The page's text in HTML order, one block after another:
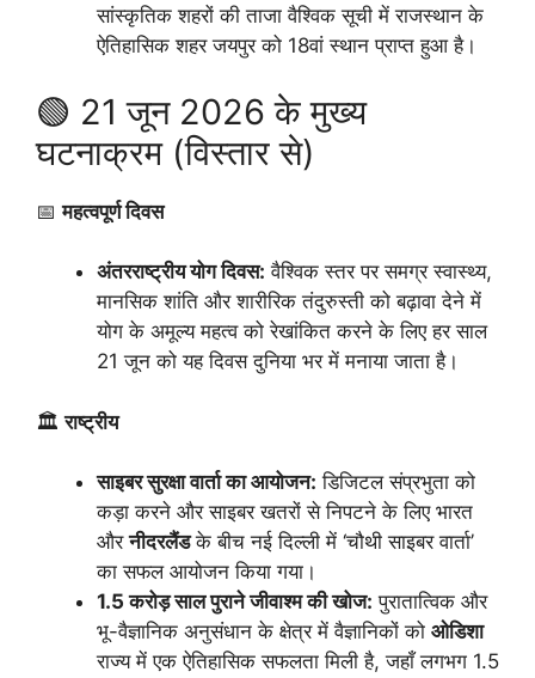
सांस्कृतिक शहरों की ताजा वैश्विक सूची में राजस्थान के
ऐतिहासिक शहर जयपुर को 18वां स्थान प्राप्त हुआ है।
🟢 21 जून 2026 के मुख्य
घटनाक्रम (विस्तार से)
📅महत्वपूर्ण दिवस
अंतरराष्ट्रीय योग दिवस: वैश्विक स्तर पर समग्र स्वास्थ्य,
मानसिक शांति और शारीरिक तंदुरुस्ती को बढ़ावा देने में
योग के अमूल्य महत्व को रेखांकित करने के लिए हर साल
21 जून को यह दिवस दुनिया भर में मनाया जाता है।
🏛️राष्ट्रीय
साइबर सुरक्षा वार्ता का आयोजन: डिजिटल संप्रभुता को
कड़ा करने और साइबर खतरों से निपटने के लिए भारत
औरनीदरलैंडके बीच नई दिल्ली में ‘चौथी साइबर वार्ता’
का सफल आयोजन किया गया।
1.5 करोड़ साल पुराने जीवाश्म की खोज: पुरातात्विक और
भू-वैज्ञानिक अनुसंधान के क्षेत्र में वैज्ञानिकों को ओडिशा
राज्य में एक ऐतिहासिक सफलता मिली है, जहाँ लगभग 1.5